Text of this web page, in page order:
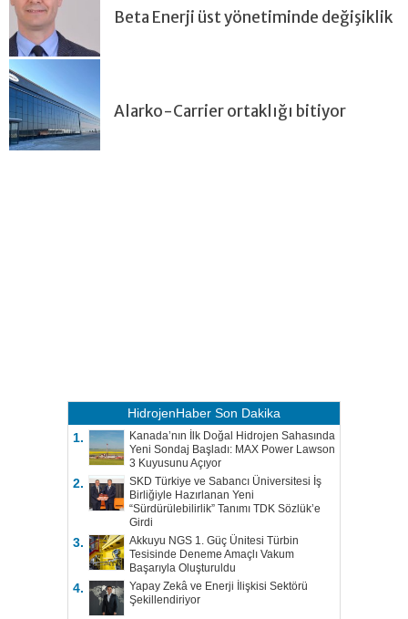
Beta Enerji üst yönetiminde değişiklik
Alarko-Carrier ortaklığı bitiyor
HidrojenHaber Son Dakika
1.
Kanada’nın İlk Doğal Hidrojen Sahasında
Yeni Sondaj Başladı: MAX Power Lawson
3 Kuyusunu Açıyor
2.
SKD Türkiye ve Sabancı Üniversitesi İş
Birliğiyle Hazırlanan Yeni
“Sürdürülebilirlik” Tanımı TDK Sözlük’e
Girdi
3.
Akkuyu NGS 1. Güç Ünitesi Türbin
Tesisinde Deneme Amaçlı Vakum
Başarıyla Oluşturuldu
4.
Yapay Zekâ ve Enerji İlişkisi Sektörü
Şekillendiriyor